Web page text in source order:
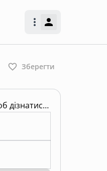
Зберегти
Змініть кількість гостей щоб дізнатись ціну